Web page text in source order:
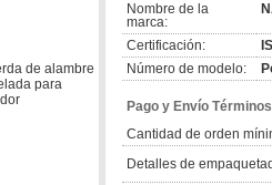
Nombre de la
marca:
Certificación:
Número de modelo:
Pago y Envío
Cantidad de orden
Detalles de